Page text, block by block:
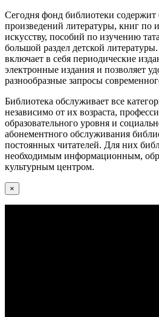
Сегодня фонд библиотеки содержит
произведений литературы, книг по
искусству, пособий по изучению
большой раздел детской
включает в себя периодические
электронные издания и позволяет
разнообразные запросы
Библиотека обслуживает все
независимо от их возраста,
образовательного уровня и
абонементного обслуживания
постоянных читателей. Для них
необходимым информационным,
культурным центром.
×